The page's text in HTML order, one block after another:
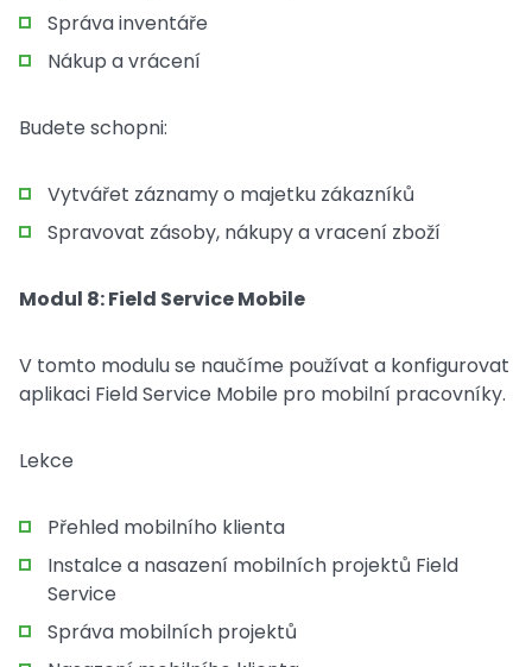
Správa inventáře
Nákup a vrácení
Budete schopni:
Vytvářet záznamy o majetku zákazníků
Spravovat zásoby, nákupy a vracení zboží
Modul 8: Field Service Mobile
V tomto modulu se naučíme používat a konfigurovat
aplikaci Field Service Mobile pro mobilní pracovníky.
Lekce
Přehled mobilního klienta
Instalce a nasazení mobilních projektů Field
Service
Správa mobilních projektů